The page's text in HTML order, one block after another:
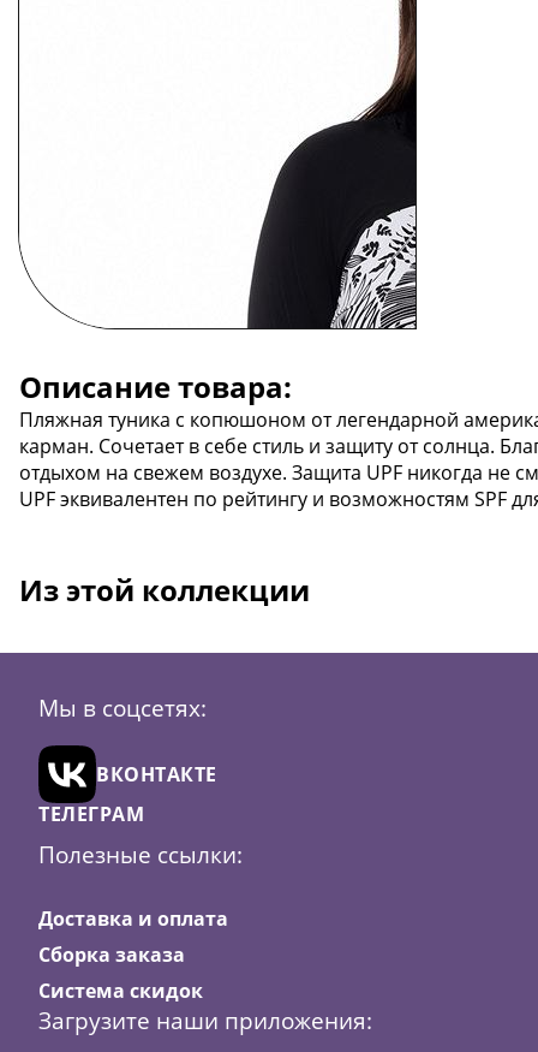
Описание товара:
Пляжная туника с копюшоном от легендарной
карман. Сочетает в себе стиль и защиту от солнца.
отдыхом на свежем воздухе. Защита UPF никогда не
UPF эквивалентен по рейтингу и возможностям SPF
Из этой коллекции
Мы в соцсетях:
ВКОНТАКТЕ
ТЕЛЕГРАМ
Полезные ссылки:
Доставка и оплата
Сборка заказа
Система скидок
Загрузите наши приложения: